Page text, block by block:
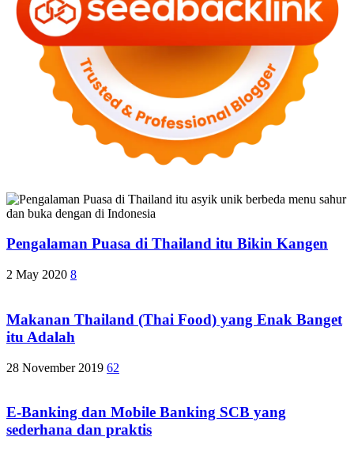
Pengalaman Puasa di Thailand itu Bikin Kangen
2 May 2020 8
Makanan Thailand (Thai Food) yang Enak Banget
itu Adalah
28 November 2019 62
E-Banking dan Mobile Banking SCB yang
sederhana dan praktis